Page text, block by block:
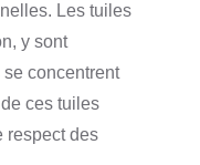
Les tuiles
y sont
concentrent
ces tuiles
respect des